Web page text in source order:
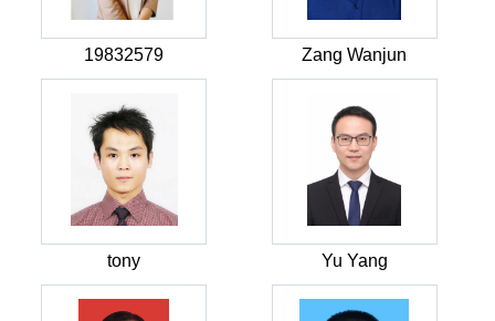
19832579 Zang Wanjun
tony Yu Yang